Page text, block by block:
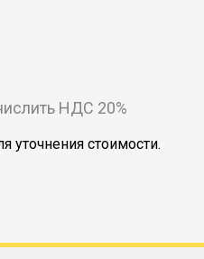
НДС 20%
уточнения стоимости.